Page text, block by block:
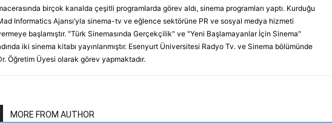
birçok kanalda çeşitli programlarda görev aldı, sinema programları yaptı. Kurduğu
Informatics Ajansı’yla sinema-tv ve eğlence sektörüne PR ve sosyal medya hizmeti
başlamıştır. "Türk Sinemasında Gerçekçilik" ve "Yeni Başlamayanlar İçin Sinema"
iki sinema kitabı yayınlanmıştır. Esenyurt Üniversitesi Radyo Tv. ve Sinema bölümünde
Öğretim Üyesi olarak görev yapmaktadır.
MORE FROM AUTHOR